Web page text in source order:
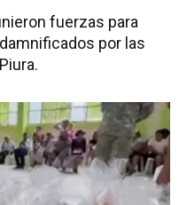
fuerzas para
por las